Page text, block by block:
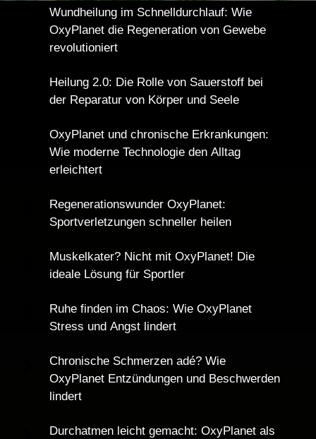
Wundheilung im Schnelldurchlauf: Wie
OxyPlanet die Regeneration von Gewebe
revolutioniert
Heilung 2.0: Die Rolle von Sauerstoff bei
der Reparatur von Körper und Seele
OxyPlanet und chronische Erkrankungen:
Wie moderne Technologie den Alltag
erleichtert
Regenerationswunder OxyPlanet:
Sportverletzungen schneller heilen
Muskelkater? Nicht mit OxyPlanet! Die
ideale Lösung für Sportler
Ruhe finden im Chaos: Wie OxyPlanet
Stress und Angst lindert
Chronische Schmerzen adé? Wie
OxyPlanet Entzündungen und Beschwerden
lindert
Durchatmen leicht gemacht: OxyPlanet als